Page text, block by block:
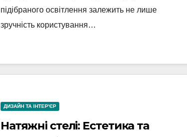
підібраного освітлення залежить не лише
зручність користування…
ДИЗАЙН ТА ІНТЕР'ЄР
Натяжні стелі: Естетика та